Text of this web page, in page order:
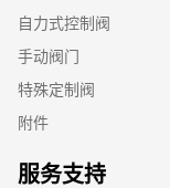
自力式控制阀
手动阀门
特殊定制阀
附件
服务支持